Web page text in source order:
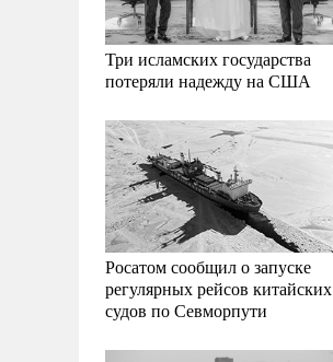
Три исламских государства
потеряли надежду на США
Росатом сообщил о запуске
регулярных рейсов китайских
судов по Севморпути